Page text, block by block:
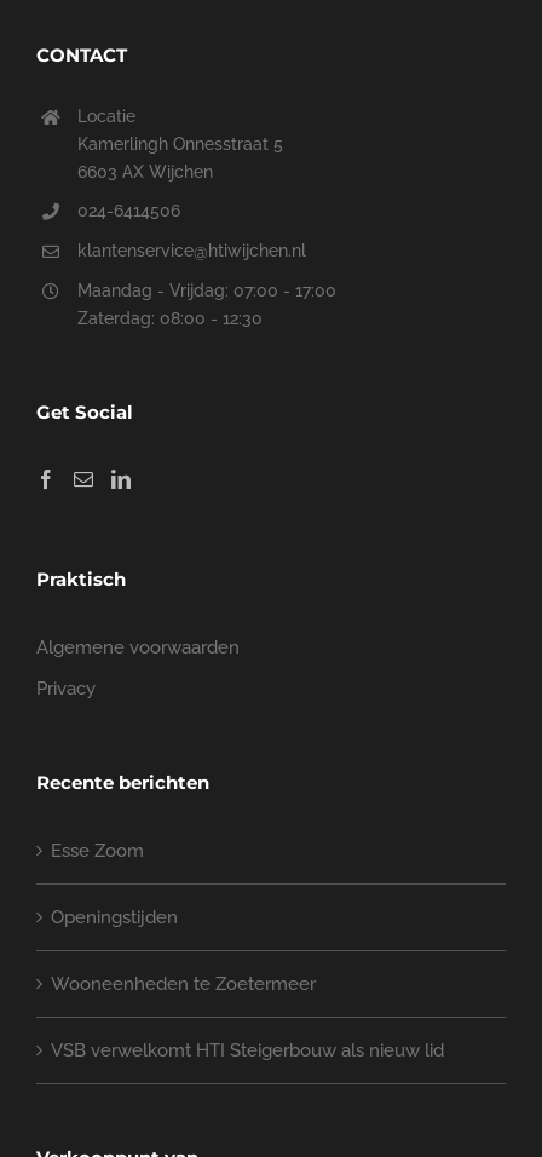
CONTACT
Locatie
Kamerlingh Onnesstraat 5
6603 AX Wijchen
024-6414506
klantenservice@htiwijchen.nl
Maandag - Vrijdag: 07:00 - 17:00
Zaterdag: 08:00 - 12:30
Get Social
Praktisch
Algemene voorwaarden
Privacy
Recente berichten
Esse Zoom
Openingstijden
Wooneenheden te Zoetermeer
VSB verwelkomt HTI Steigerbouw als nieuw lid